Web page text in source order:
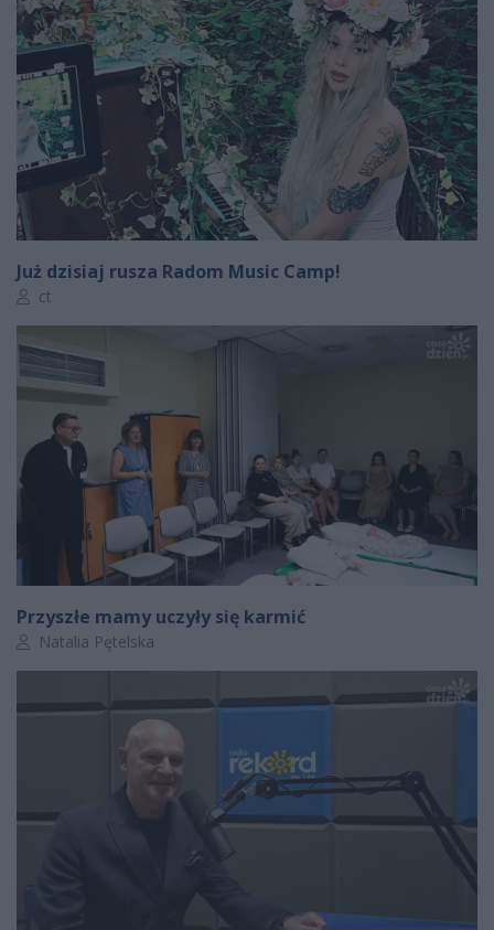
Już dzisiaj rusza Radom Music Camp!
Autor artykułu:
ct
Przyszłe mamy uczyły się karmić
Autor artykułu:
Natalia Pętelska